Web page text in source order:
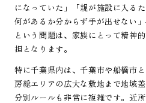
になっていた」「親が施設に入る
何があるか分からず手が出せない
という問題は、家族にとって精神
担となります。
特に千葉県内は、千葉市や船橋市
房総エリアの広大な敷地まで地域
分別ルールも非常に複雑です。近